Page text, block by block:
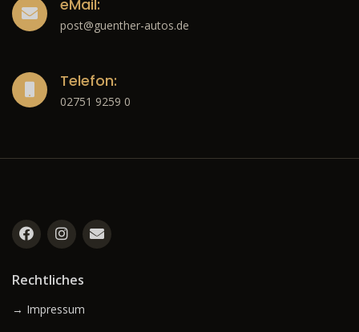
eMail:
post@guenther-autos.de
Telefon:
02751 9259 0
Rechtliches
→ Impressum